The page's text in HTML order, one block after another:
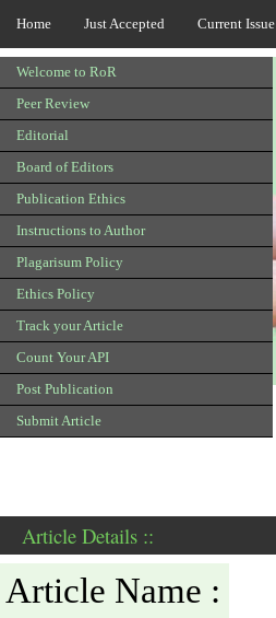
Home Just Accepted Current Issue
Welcome to RoR
Peer Review
Editorial
Board of Editors
Publication Ethics
Instructions to Author
Plagarisum Policy
Ethics Policy
Track your Article
Count Your API
Post Publication
Submit Article
Article Details ::
Article Name :